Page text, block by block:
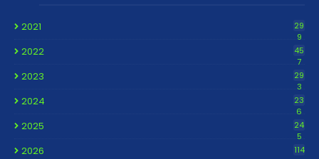
2021
29
9
2022
45
7
2023
29
3
2024
23
6
2025
24
5
2026 114